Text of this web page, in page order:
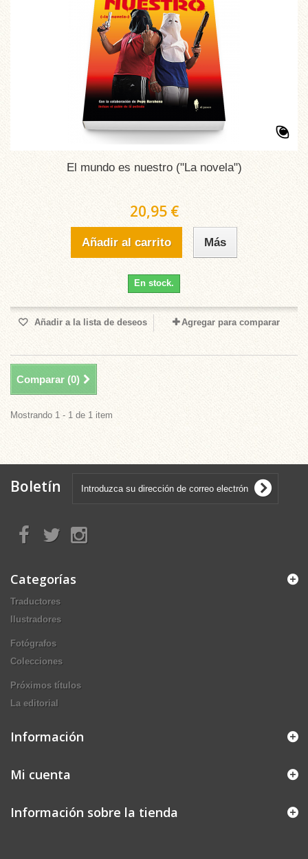
El mundo es nuestro ("La novela")
20,95 €
Añadir al carrito Más
En stock.
Añadir a la lista de deseos Agregar para comparar
Comparar (0)
Mostrando 1 - 1 de 1 item
Boletín
Categorías
Traductores
Ilustradores
Fotógrafos
Colecciones
Próximos títulos
La editorial
Información
Mi cuenta
Información sobre la tienda